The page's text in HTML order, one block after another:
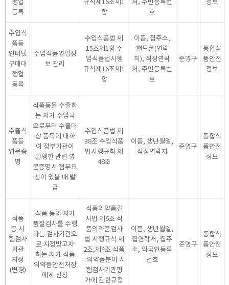
행업
등록
규칙제16조제1
항
처, 주민등록번
호
정보
수입식
품등
인터넷
구매대
행업
등록
수입식품영업정
보 관리
수입식품법 제
15조제1항 수
입식품법시행
규칙제16조제1
항
이름, 집주소,
핸드폰(연락
처), 직장연락
처, 주민등록번
호
준영구
통합식
품안전
정보
수출식
품등
영문증
명
식품등을 수출하
는 자가 수입국
으로부터 수출대
상 품목에 대하
여 정부기관이
발행한 관련 영
문증명서 첨부요
청이 있을 때 발
급
수입식품법 제
38조 수입식품
법시행규칙 제
48조
이름, 생년월일,
직장연락처
준영구
통합식
품안전
정보
식품
등 시
험검사
기관
지정
(변경)
식품 등의 자가
품질검사를 수행
하는 검사기관으
로 지정받고자
하는 자가 식품
의약품안전처장
에게 신청
식품의약품검
사법 제6조 식
품의약품검사
법 시행규칙 제
2조,제4조 식품
·의약품분야 시
험검사기관평
가에 관한규정
이름, 생년월일,
집연락처, 집주
소, 외국인등록
번호
준영구
통합식
품안전
정보